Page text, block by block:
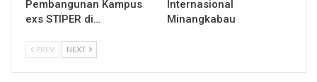
Pembangunan Kampus
exs STIPER di…
Internasional
Minangkabau
PREV NEXT